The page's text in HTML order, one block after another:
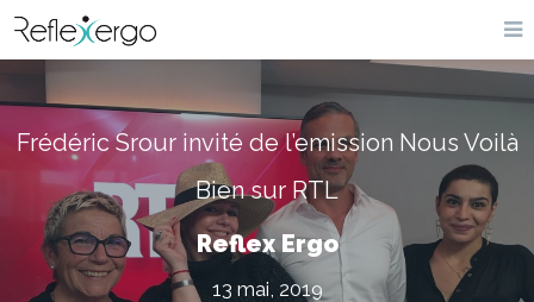
Frédéric Srour invité de l’emission Nous Voilà
Bien sur RTL
Reflex Ergo
13 mai, 2019